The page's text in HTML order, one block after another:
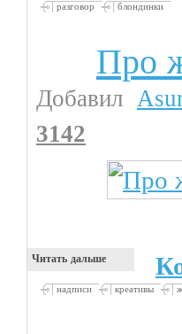
разговор блондинки
Про
Добавил
3142
Читать дальше
надписи креативы